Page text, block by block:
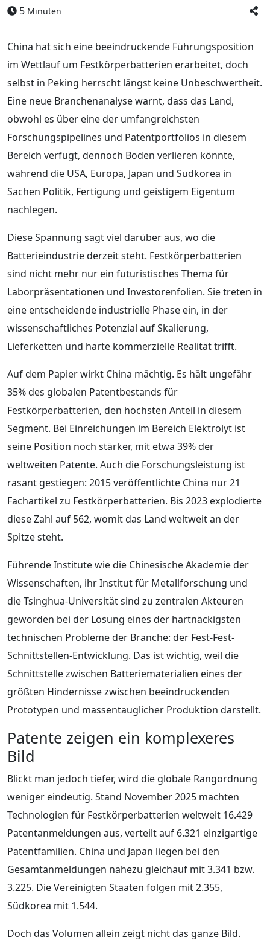
5 Minuten
China hat sich eine beeindruckende Führungsposition
im Wettlauf um Festkörperbatterien erarbeitet, doch
selbst in Peking herrscht längst keine Unbeschwertheit.
Eine neue Branchenanalyse warnt, dass das Land,
obwohl es über eine der umfangreichsten
Forschungspipelines und Patentportfolios in diesem
Bereich verfügt, dennoch Boden verlieren könnte,
während die USA, Europa, Japan und Südkorea in
Sachen Politik, Fertigung und geistigem Eigentum
nachlegen.
Diese Spannung sagt viel darüber aus, wo die
Batterieindustrie derzeit steht. Festkörperbatterien
sind nicht mehr nur ein futuristisches Thema für
Laborpräsentationen und Investorenfolien. Sie treten in
eine entscheidende industrielle Phase ein, in der
wissenschaftliches Potenzial auf Skalierung,
Lieferketten und harte kommerzielle Realität trifft.
Auf dem Papier wirkt China mächtig. Es hält ungefähr
35% des globalen Patentbestands für
Festkörperbatterien, den höchsten Anteil in diesem
Segment. Bei Einreichungen im Bereich Elektrolyt ist
seine Position noch stärker, mit etwa 39% der
weltweiten Patente. Auch die Forschungsleistung ist
rasant gestiegen: 2015 veröffentlichte China nur 21
Fachartikel zu Festkörperbatterien. Bis 2023 explodierte
diese Zahl auf 562, womit das Land weltweit an der
Spitze steht.
Führende Institute wie die Chinesische Akademie der
Wissenschaften, ihr Institut für Metallforschung und
die Tsinghua-Universität sind zu zentralen Akteuren
geworden bei der Lösung eines der hartnäckigsten
technischen Probleme der Branche: der Fest-Fest-
Schnittstellen-Entwicklung. Das ist wichtig, weil die
Schnittstelle zwischen Batteriematerialien eines der
größten Hindernisse zwischen beeindruckenden
Prototypen und massentauglicher Produktion darstellt.
Patente zeigen ein komplexeres
Bild
Blickt man jedoch tiefer, wird die globale Rangordnung
weniger eindeutig. Stand November 2025 machten
Technologien für Festkörperbatterien weltweit 16.429
Patentanmeldungen aus, verteilt auf 6.321 einzigartige
Patentfamilien. China und Japan liegen bei den
Gesamtanmeldungen nahezu gleichauf mit 3.341 bzw.
3.225. Die Vereinigten Staaten folgen mit 2.355,
Südkorea mit 1.544.
Doch das Volumen allein zeigt nicht das ganze Bild.